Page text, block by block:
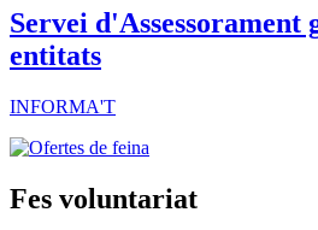
Servei
entitats
INFORMA'T
Fes voluntariat